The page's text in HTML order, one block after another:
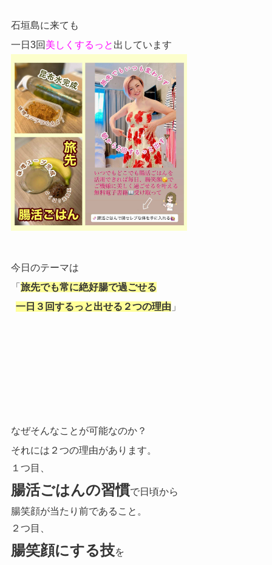
石垣島に来ても
一日3回 美しくするっと 出しています
今日のテーマは
「 旅先でも常に絶好腸で過ごせる
一日３回するっと出せる２つの理由 」
なぜそんなことが可能なのか？
それには２つの理由があります。
１つ目、
腸活ごはんの習慣で日頃から
腸笑顔が当たり前であること。
２つ目、
腸笑顔にする技を